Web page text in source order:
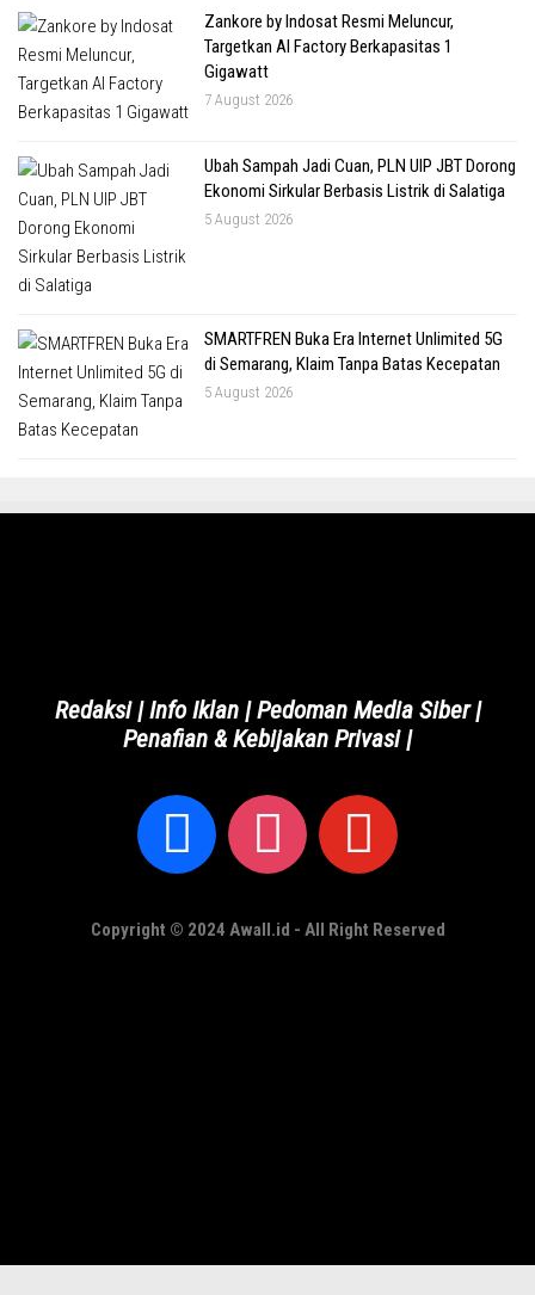
Zankore by Indosat Resmi Meluncur,
Targetkan AI Factory Berkapasitas 1
Gigawatt
7 August 2026
Ubah Sampah Jadi Cuan, PLN UIP JBT Dorong
Ekonomi Sirkular Berbasis Listrik di Salatiga
5 August 2026
SMARTFREN Buka Era Internet Unlimited 5G
di Semarang, Klaim Tanpa Batas Kecepatan
5 August 2026
Redaksi |Info Iklan|Pedoman Media Siber|
Penafian & Kebijakan Privasi|
Copyright © 2024 Awall.id - All Right Reserved